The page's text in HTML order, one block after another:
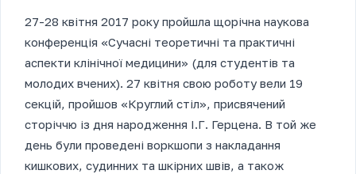
27-28 квітня 2017 року пройшла щорічна наукова
конференція «Сучасні теоретичні та практичні
аспекти клінічної медицини» (для студентів та
молодих вчених). 27 квітня свою роботу вели 19
секцій, пройшов «Круглий стіл», присвячений
сторіччю із дня народження І.Г. Герцена. В той же
день були проведені воркшопи з накладання
кишкових, судинних та шкірних швів, а також